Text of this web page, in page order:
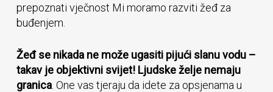
prepoznati vječnost Mi moramo razviti žeđ za
buđenjem.
Žeđ se nikada ne može ugasiti pijući slanu vodu –
takav je objektivni svijet! Ljudske želje nemaju
granica. One vas tjeraju da idete za opsjenama u